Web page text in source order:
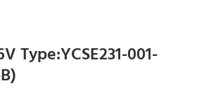
Type:YCSE231-001-